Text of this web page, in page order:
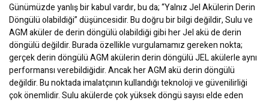
Günümüzde yanlış bir kabul vardır, bu da; “Yalnız Jel Akülerin Derin
Döngülü olabildiği” düşüncesidir. Bu doğru bir bilgi değildir, Sulu ve
AGM aküler de derin döngülü olabildiği gibi her Jel akü de derin
döngülü değildir. Burada özellikle vurgulamamız gereken nokta;
gerçek derin döngülü AGM akülerin derin döngülü JEL akülerle aynı
performansı verebildiğidir. Ancak her AGM akü derin döngülü
değildir. Bu noktada imalatçının kullandığı teknoloji ve güvenilirliği
çok önemlidir. Sulu akülerde çok yüksek döngü sayısı elde eden